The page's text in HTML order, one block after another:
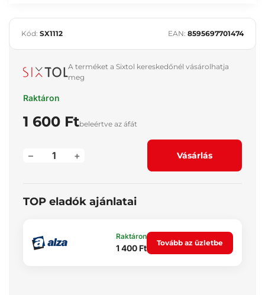
Kód: SX1112 EAN: 8595697701474
A terméket a Sixtol kereskedőnél vásárolhatja
meg
Raktáron
1 600 Ftbeleértve az áfát
+
– Vásárlás
TOP eladók ajánlatai
Raktáron
1 400 Ft
Tovább az üzletbe